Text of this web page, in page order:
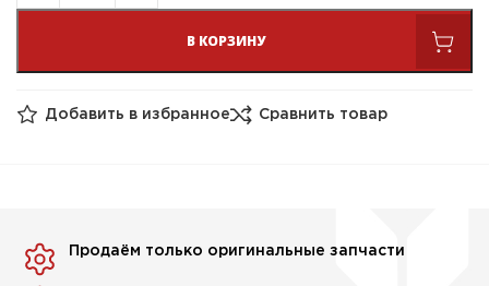
В КОРЗИНУ
Добавить в избранное Сравнить товар
Продаём только оригинальные запчасти